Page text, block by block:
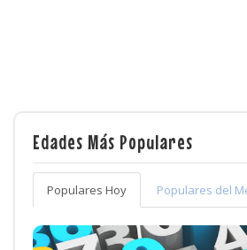
Edades Más Populares
Populares Hoy Populares del